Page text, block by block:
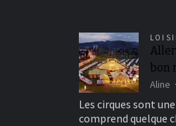
bon
Aline
Les cirques sont
comprend quelque